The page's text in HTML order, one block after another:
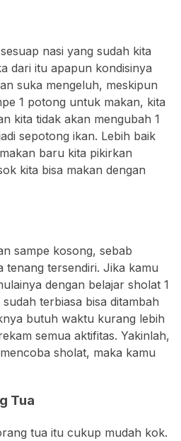
nasi yang sudah kita
dari itu apapun kondisinya
suka mengeluh, meskipun
1 potong untuk makan, kita
kita tidak akan mengubah 1
sepotong ikan. Lebih baik
baru kita pikirkan
kita bisa makan dengan
sampe kosong, sebab
tenang tersendiri. Jika kamu
dengan belajar sholat 1
terbiasa bisa ditambah
butuh waktu kurang lebih
semua aktifitas. Yakinlah,
sholat, maka kamu
Tua
tua itu cukup mudah kok.